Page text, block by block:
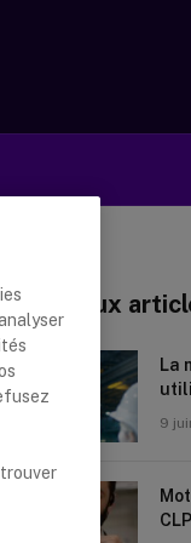
Nouveaux
La
9